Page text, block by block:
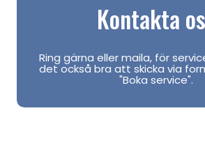
Kontakta
Ring gärna eller maila, för
det också bra att skicka via
"Boka service".